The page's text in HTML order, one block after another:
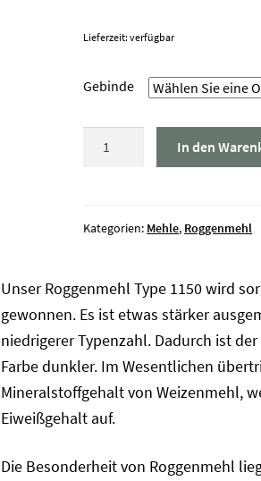
Lieferzeit: verfügbar
Gebinde
Menge
In den
Kategorien: Mehle, Roggenmehl
Unser Roggenmehl Type 1150 wird
gewonnen. Es ist etwas stärker
niedrigerer Typenzahl. Dadurch ist
Farbe dunkler. Im Wesentlichen
Mineralstoffgehalt von Weizenmehl,
Eiweißgehalt auf.
Die Besonderheit von Roggenmehl